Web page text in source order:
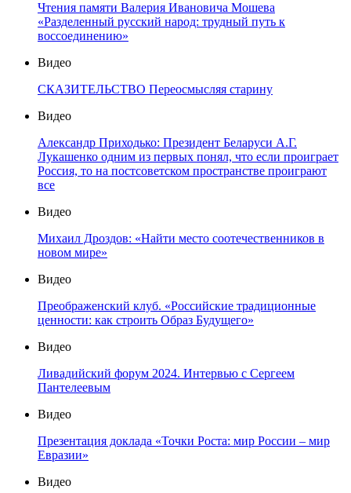
Чтения памяти Валерия Ивановича Мошева
«Разделенный русский народ: трудный путь к
воссоединению»
Видео
СКАЗИТЕЛЬСТВО Переосмысляя старину
Видео
Александр Приходько: Президент Беларуси А.Г.
Лукашенко одним из первых понял, что если проиграет
Россия, то на постсоветском пространстве проиграют
все
Видео
Михаил Дроздов: «Найти место соотечественников в
новом мире»
Видео
Преображенский клуб. «Российские традиционные
ценности: как строить Образ Будущего»
Видео
Ливадийский форум 2024. Интервью с Сергеем
Пантелеевым
Видео
Презентация доклада «Точки Роста: мир России – мир
Евразии»
Видео